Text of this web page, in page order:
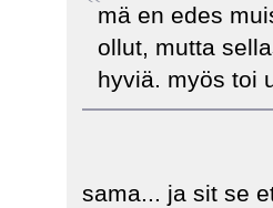
mä en edes
ollut, mutta
hyviä. myös toi
sama... ja sit se